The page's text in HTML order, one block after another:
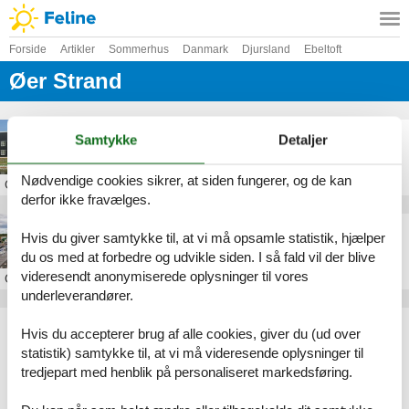
Forside Artikler Sommerhus Danmark Djursland Ebeltoft
Øer Strand
Sommerhus Øer Maritime Ferieby
OmØer Strand
Sommerhus ved Øer Strand
OmØer Strand
Alle
Sommerhus
Samtykke Detaljer
Nødvendige cookies sikrer, at siden fungerer, og de kan
derfor ikke fravælges.
Hvis du giver samtykke til, at vi må opsamle statistik, hjælper
du os med at forbedre og udvikle siden. I så fald vil der blive
videresendt anonymiserede oplysninger til vores
underleverandører.
Hvis du accepterer brug af alle cookies, giver du (ud over
statistik) samtykke til, at vi må videresende oplysninger til
tredjepart med henblik på personaliseret markedsføring.